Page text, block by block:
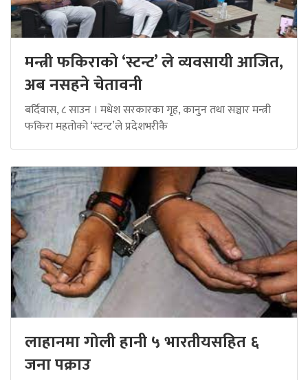
मन्त्री फकिराको ‘स्टन्ट’ ले व्यवसायी आजित,
अब नसहने चेतावनी
बर्दिवास, ८ साउन । मधेश सरकारका गृह, कानुन तथा सञ्चार मन्त्री
फकिरा महतोको ‘स्टन्ट’ले प्रदेशभरीकै
लाहानमा गोली हानी ५ भारतीयसहित ६
जना पक्राउ